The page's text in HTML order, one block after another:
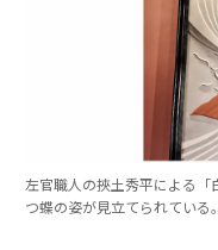
左官職人の挾土秀平による「
つ蝶の姿が見立てられている。